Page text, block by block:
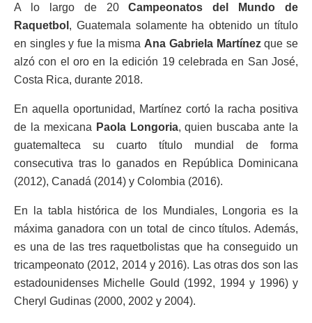
A lo largo de 20Campeonatos del Mundo de
Raquetbol , Guatemala solamente ha obtenido un título
en singles y fue la misma Ana Gabriela Martínezque se
alzó con el oro en la edición 19 celebrada en San José,
Costa Rica, durante 2018.
En aquella oportunidad, Martínez cortó la racha positiva
de la mexicana Paola Longoria, quien buscaba ante la
guatemalteca su cuarto título mundial de forma
consecutiva tras lo ganados en República Dominicana
(2012), Canadá (2014) y Colombia (2016).
En la tabla histórica de los Mundiales, Longoria es la
máxima ganadora con un total de cinco títulos. Además,
es una de las tres raquetbolistas que ha conseguido un
tricampeonato (2012, 2014 y 2016). Las otras dos son las
estadounidenses Michelle Gould (1992, 1994 y 1996) y
Cheryl Gudinas (2000, 2002 y 2004).